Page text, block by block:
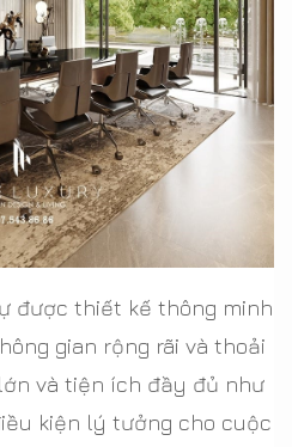
được thiết kế thông minh
gian rộng rãi và thoải
và tiện ích đầy đủ như
kiện lý tưởng cho cuộc